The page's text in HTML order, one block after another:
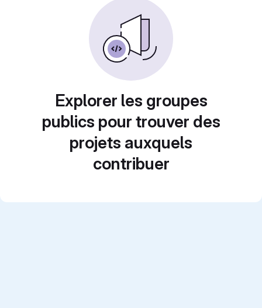
Explorer les groupes
publics pour trouver des
projets auxquels
contribuer